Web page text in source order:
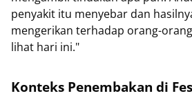
penyakit itu menyebar dan
mengerikan terhadap orang-
lihat hari ini."
Konteks Penembakan di